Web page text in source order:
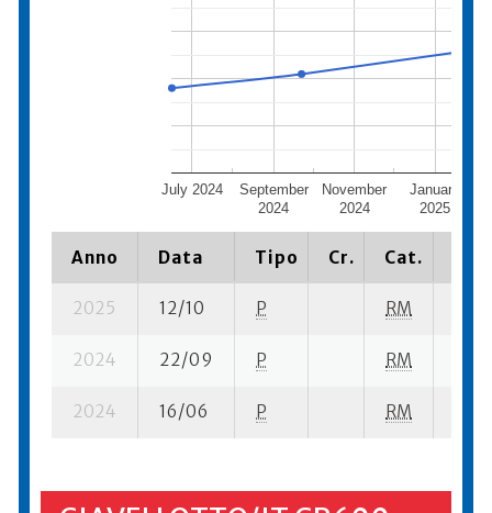
July 2024
September
2024
November
2024
January
2025
Anno Data Tipo Cr. Cat.
2025 12/10 P RM
2024 22/09 P RM
2024 16/06 P RM